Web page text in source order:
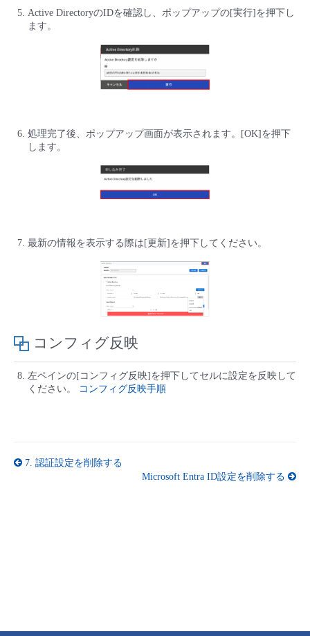
- Flexible Remote Access
Active DirectoryのIDを確認し、ポップアップの[実行]を押下し
ます。
処理完了後、ポップアップ画面が表示されます。[OK]を押下
します。
最新の情報を表示する際は[更新]を押下してください。
コンフィグ反映
左ペインの[コンフィグ反映]を押下してセルに設定を反映して
ください。
コンフィグ反映手順
7. 認証設定を削除する
Microsoft Entra ID設定を削除する